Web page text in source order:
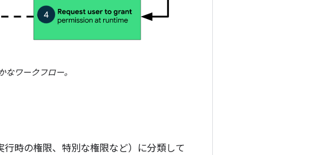
ワークフロー。
時の権限、特別な権限など）に分類して